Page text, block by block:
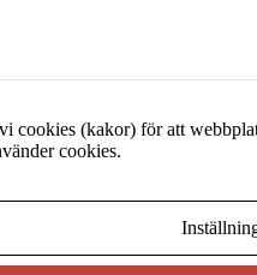
cookies (kakor) för att
cookies.